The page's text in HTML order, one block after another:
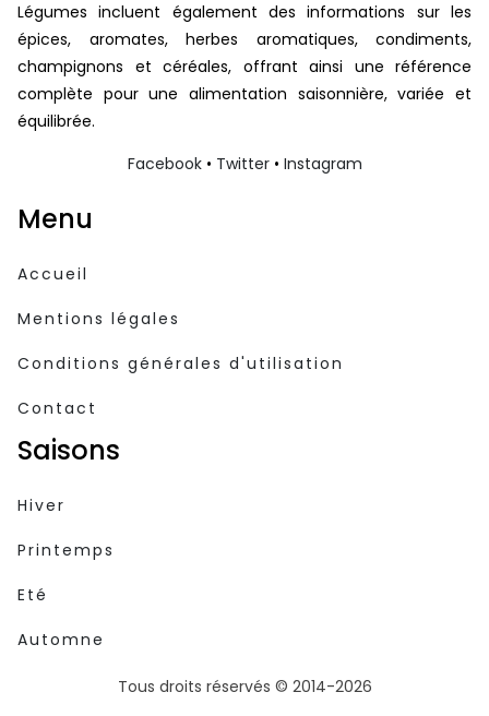
Légumes incluent également des informations sur les
épices, aromates, herbes aromatiques, condiments,
champignons et céréales, offrant ainsi une référence
complète pour une alimentation saisonnière, variée et
équilibrée.
Facebook• Twitter• Instagram
Menu
Accueil
Mentions légales
Conditions générales d'utilisation
Contact
Saisons
Hiver
Printemps
Eté
Automne
Tous droits réservés © 2014-2026